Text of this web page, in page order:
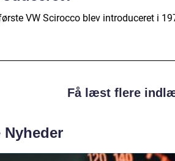
VW Scirocco blev introduceret i
Få læst flere
Nyheder